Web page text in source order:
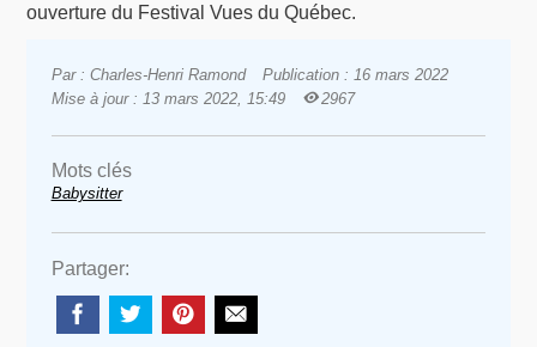
ouverture du Festival Vues du Québec.
Par : Charles-Henri Ramond
Publication : 16 mars 2022
Mise à jour : 13 mars 2022, 15:49
2967
Mots clés
Babysitter
Partager: